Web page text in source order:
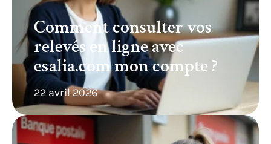
Comment consulter vos
relevés en ligne avec
esalia.com mon compte ?
22 avril 2026